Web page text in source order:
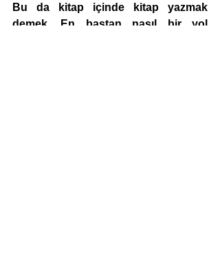
Bu da kitap içinde kitap yazmak
demek. En baştan nasıl bir yol